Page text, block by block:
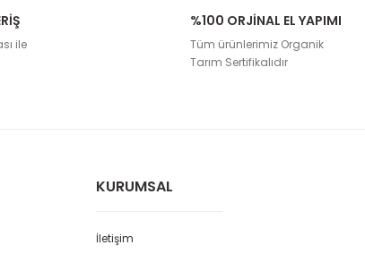
ve diğer konularda yetersiz gördüğünüz
ile
%100 ORJİNAL EL YAPIMI
Tüm ürünlerimiz Organik
Tarım Sertifikalıdır
KURUMSAL
İletişim